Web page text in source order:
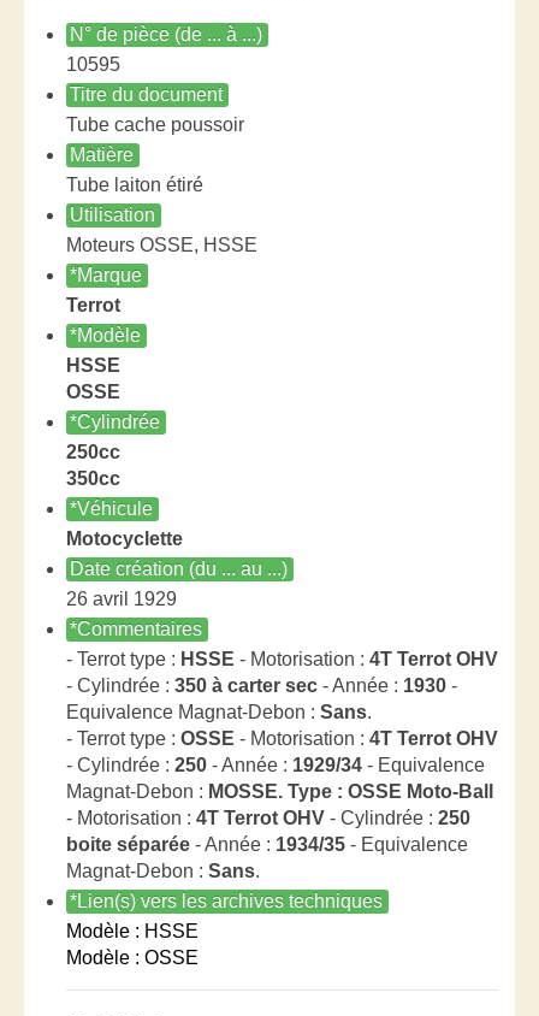
N° de pièce (de ... à ...)
10595
Titre du document
Tube cache poussoir
Matière
Tube laiton étiré
Utilisation
Moteurs OSSE, HSSE
*Marque
Terrot
*Modèle
HSSE
OSSE
*Cylindrée
250cc
350cc
*Véhicule
Motocyclette
Date création (du ... au ...)
26 avril 1929
*Commentaires
- Terrot type : HSSE - Motorisation : 4T Terrot OHV
- Cylindrée : 350 à carter sec - Année : 1930 -
Equivalence Magnat-Debon : Sans.
- Terrot type : OSSE - Motorisation : 4T Terrot OHV
- Cylindrée : 250 - Année : 1929/34 - Equivalence
Magnat-Debon : MOSSE. Type : OSSE Moto-Ball
- Motorisation : 4T Terrot OHV - Cylindrée : 250
boite séparée - Année : 1934/35 - Equivalence
Magnat-Debon : Sans.
*Lien(s) vers les archives techniques
Modèle : HSSE
Modèle : OSSE